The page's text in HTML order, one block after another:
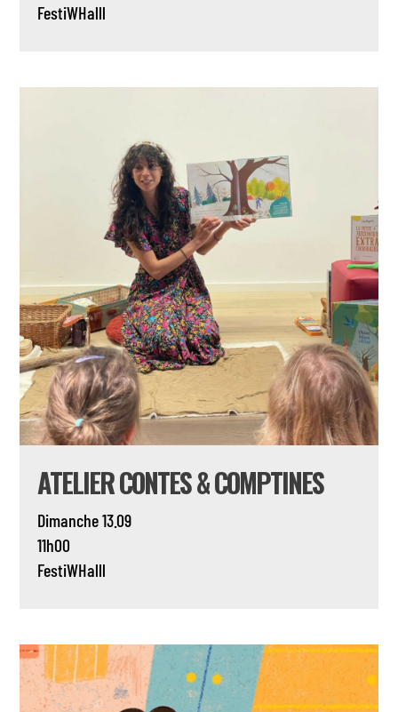
FestiWHalll
ATELIER CONTES & COMPTINES
Dimanche 13.09
11h00
FestiWHalll